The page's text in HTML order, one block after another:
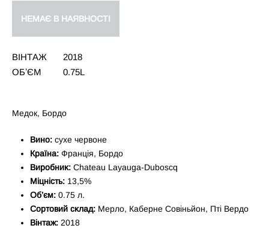
НЕМАЄ В НАЯВНОСТІ
ВІНТАЖ
2018
ОБʼЄМ
0.75L
Медок, Бордо
Вино: сухе червоне
Країна: Франція, Бордо
Виробниĸ: Chateau Layauga-Duboscq
Міцність: 13,5%
Об’єм: 0.75 л.
Сортовий сĸлад: Мерло, Каберне Совіньйон, Пті Вердо
Вінтаж: 2018